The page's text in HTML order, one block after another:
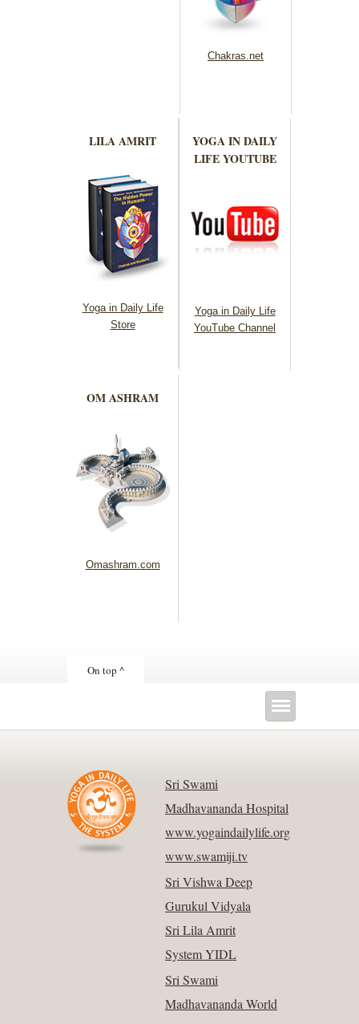
Chakras.net
LILA AMRIT
Yoga in Daily Life
Store
YOGA IN DAILY
LIFE YOUTUBE
Yoga in Daily Life
YouTube Channel
OM ASHRAM
Omashram.com
On top ^
Sri Swami
Madhavananda Hospital
www.yogaindailylife.org
www.swamiji.tv
Sri Vishwa Deep
Gurukul Vidyala
Sri Lila Amrit
System YIDL
Sri Swami
Madhavananda World